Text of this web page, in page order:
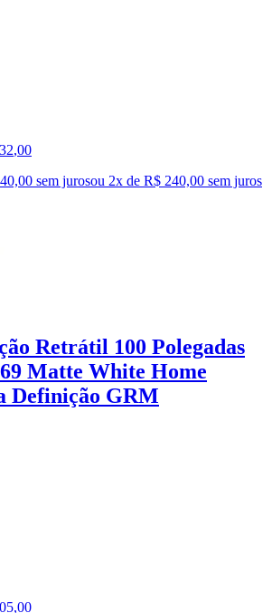
,00
sem jurosou 2x de R$ 240,00 sem juros
Retrátil 100 Polegadas
Matte White Home
Definição GRM
,00